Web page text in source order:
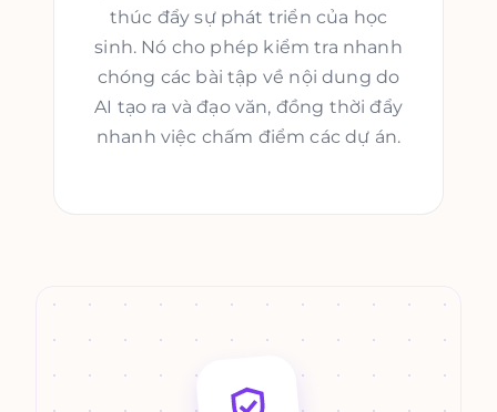
thúc đẩy sự phát triển của học
sinh. Nó cho phép kiểm tra nhanh
chóng các bài tập về nội dung do
AI tạo ra và đạo văn, đồng thời đẩy
nhanh việc chấm điểm các dự án.